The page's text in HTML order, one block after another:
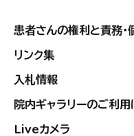
患者さんの権利と責務・
リンク集
入札情報
院内ギャラリーのご利
Liveカメラ